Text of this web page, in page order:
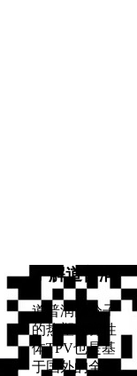
了解道普润
道普润高分子
的热塑性弹性
体TPV也是基
于国外的全动